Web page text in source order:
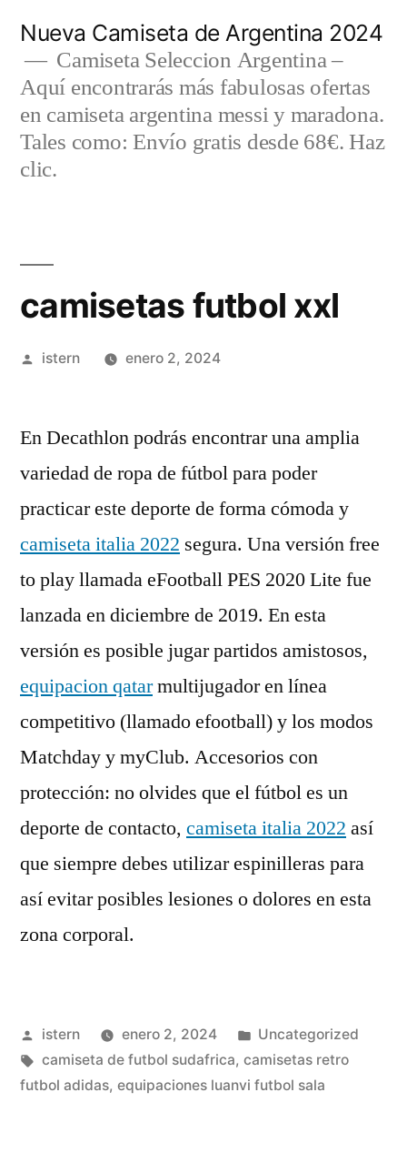
contenido
Nueva Camiseta de Argentina 2024
Camiseta Seleccion Argentina –
Aquí encontrarás más fabulosas ofertas
en camiseta argentina messi y maradona.
Tales como: Envío gratis desde 68€. Haz
clic.
camisetas futbol xxl
Publicado
istern enero 2, 2024
En Decathlon podrás encontrar una amplia
variedad de ropa de fútbol para poder
practicar este deporte de forma cómoda y
camiseta italia 2022 segura. Una versión free
to play llamada eFootball PES 2020 Lite fue
lanzada en diciembre de 2019. En esta
versión es posible jugar partidos amistosos,
equipacion qatarmultijugador en línea
competitivo (llamado efootball) y los modos
Matchday y myClub. Accesorios con
protección: no olvides que el fútbol es un
deporte de contacto, camiseta italia 2022 así
que siempre debes utilizar espinilleras para
así evitar posibles lesiones o dolores en esta
zona corporal.
Publicado
por
istern enero 2, 2024
Publicado
en
Uncategorized
Etiquetas:
camiseta de futbol sudafrica, camisetas retro
futbol adidas, equipaciones luanvi futbol sala